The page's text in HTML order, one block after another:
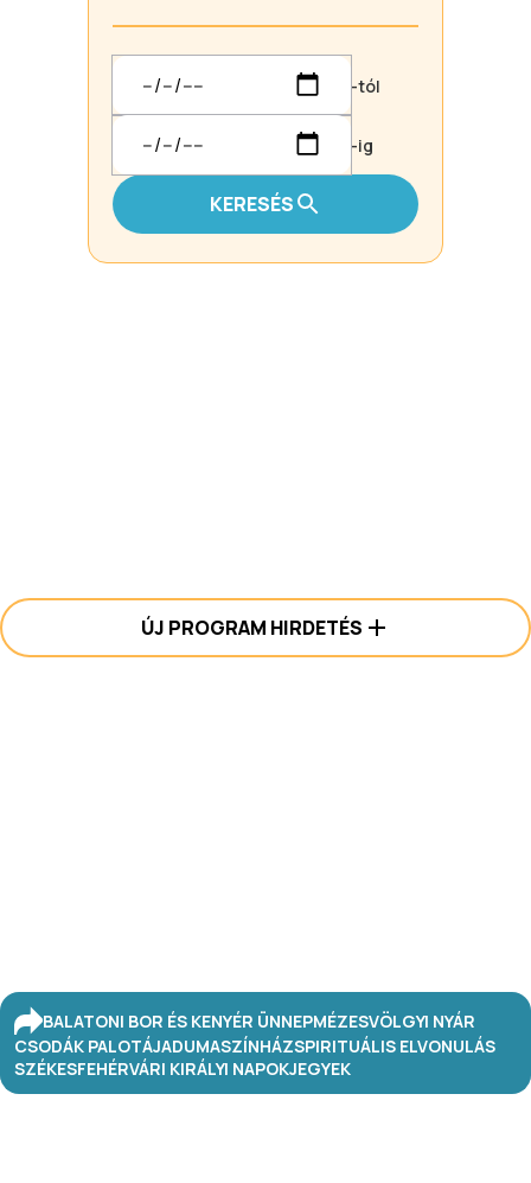
-tól
-ig
KERESÉS
ÚJ PROGRAM HIRDETÉS
BALATONI BOR ÉS KENYÉR ÜNNEPMÉZESVÖLGYI NYÁR
CSODÁK PALOTÁJADUMASZÍNHÁZSPIRITUÁLIS ELVONULÁS
SZÉKESFEHÉRVÁRI KIRÁLYI NAPOKJEGYEK